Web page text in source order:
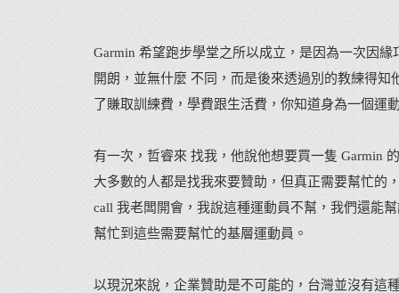
Garmin 希望跑步學堂之所以成立，是因為一次因
開朗，並無什麼 不同，而是後來透過別的教練得
了賺取訓練費，學費跟生活費，你知道身為一個運
有一次，哲睿來 找我，他說他想要買一隻 Garmin
大多數的人都是找我來要贊助，但真正需要幫忙的
call 我老闆開會，我說這種運動員不幫，我們還能
幫忙到這些需要幫忙的基層運動員。
以現況來說，企業贊助是不可能的，台灣並沒有這